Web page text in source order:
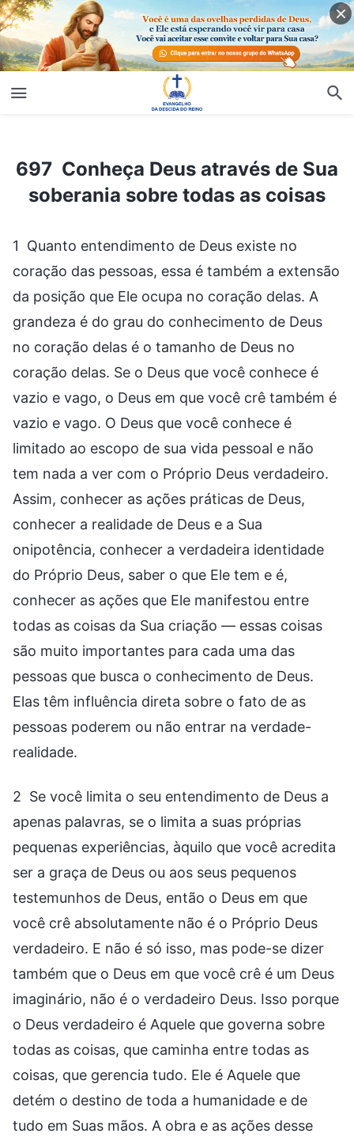
697 Conheça Deus através de Sua
soberania sobre todas as coisas
1 Quanto entendimento de Deus existe no
coração das pessoas, essa é também a extensão
da posição que Ele ocupa no coração delas. A
grandeza é do grau do conhecimento de Deus
no coração delas é o tamanho de Deus no
coração delas. Se o Deus que você conhece é
vazio e vago, o Deus em que você crê também é
vazio e vago. O Deus que você conhece é
limitado ao escopo de sua vida pessoal e não
tem nada a ver com o Próprio Deus verdadeiro.
Assim, conhecer as ações práticas de Deus,
conhecer a realidade de Deus e a Sua
onipotência, conhecer a verdadeira identidade
do Próprio Deus, saber o que Ele tem e é,
conhecer as ações que Ele manifestou entre
todas as coisas da Sua criação — essas coisas
são muito importantes para cada uma das
pessoas que busca o conhecimento de Deus.
Elas têm influência direta sobre o fato de as
pessoas poderem ou não entrar na verdade-
realidade.
2 Se você limita o seu entendimento de Deus a
apenas palavras, se o limita a suas próprias
pequenas experiências, àquilo que você acredita
ser a graça de Deus ou aos seus pequenos
testemunhos de Deus, então o Deus em que
você crê absolutamente não é o Próprio Deus
verdadeiro. E não é só isso, mas pode-se dizer
também que o Deus em que você crê é um Deus
imaginário, não é o verdadeiro Deus. Isso porque
o Deus verdadeiro é Aquele que governa sobre
todas as coisas, que caminha entre todas as
coisas, que gerencia tudo. Ele é Aquele que
detém o destino de toda a humanidade e de
tudo em Suas mãos. A obra e as ações desse